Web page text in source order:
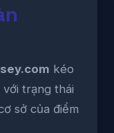
kéo
trạng thái
sở của điểm